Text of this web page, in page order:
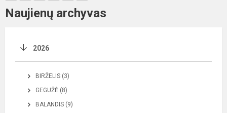
Naujienų archyvas
2026
BIRŽELIS (3)
GEGUŽĖ (8)
BALANDIS (9)